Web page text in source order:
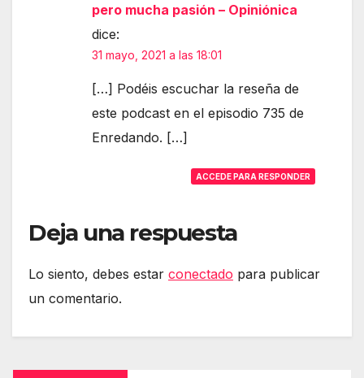
pero mucha pasión – Opiniónica
dice:
31 mayo, 2021 a las 18:01
[…] Podéis escuchar la reseña de
este podcast en el episodio 735 de
Enredando. […]
ACCEDE PARA RESPONDER
Deja una respuesta
Lo siento, debes estar conectado para publicar
un comentario.